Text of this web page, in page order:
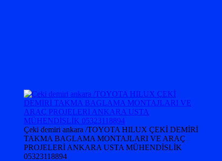
Çeki demiri ankara /TOYOTA HILUX ÇEKİ DEMİRİ
TAKMA BAGLAMA MONTAJLARI VE ARAÇ
PROJELERİ ANKARA USTA MÜHENDİSLİK
05323118894